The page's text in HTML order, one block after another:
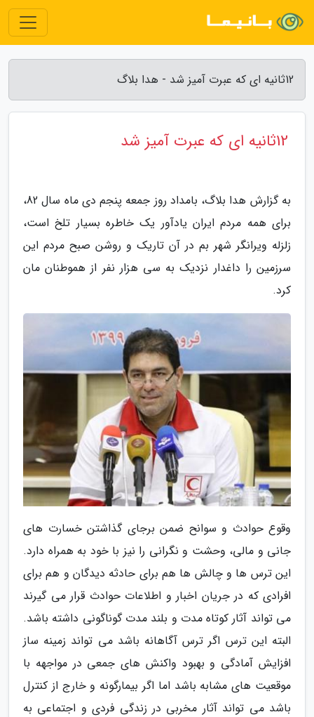
12ثانیه ای که عبرت آمیز شد - هدا بلاگ
12ثانیه ای که عبرت آمیز شد
به گزارش هدا بلاگ، بامداد روز جمعه پنجم دی ماه سال 82،
برای همه مردم ایران یادآور یک خاطره بسیار تلخ است،
زلزله ویرانگر شهر بم در آن تاریک و روشن صبح مردم این
سرزمین را داغدار نزدیک به سی هزار نفر از هموطنان مان
کرد.
وقوع حوادث و سوانح ضمن برجای گذاشتن خسارت های
جانی و مالی، وحشت و نگرانی را نیز با خود به همراه دارد.
این ترس ها و چالش ها هم برای حادثه دیدگان و هم برای
افرادی که در جریان اخبار و اطلاعات حوادث قرار می گیرند
می تواند آثار کوتاه مدت و بلند مدت گوناگونی داشته باشد.
البته این ترس اگر ترس آگاهانه باشد می تواند زمینه ساز
افزایش آمادگی و بهبود واکنش های جمعی در مواجهه با
موقعیت های مشابه باشد اما اگر بیمارگونه و خارج از کنترل
باشد می تواند آثار مخربی در زندگی فردی و اجتماعی به